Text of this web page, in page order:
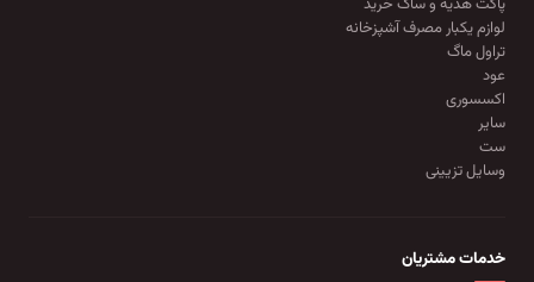
لوازم یکبار مصرف آشپزخانه
تراول ماگ
عود
اکسسوری
سایر
ست
وسایل تزیینی
خدمات مشتریان